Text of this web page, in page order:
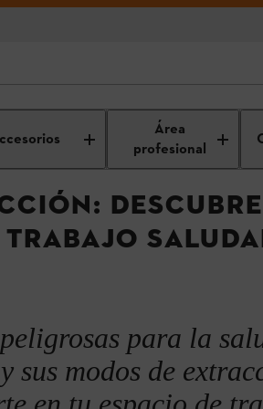
Área
profesional
para la
sus modos de
saludable